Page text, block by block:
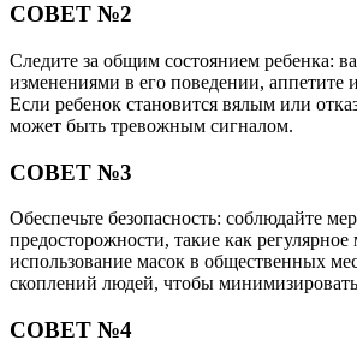
СОВЕТ №2
Следите за общим состоянием ребенка:
изменениями в его поведении, аппетите
Если ребенок становится вялым или
может быть тревожным сигналом.
СОВЕТ №3
Обеспечьте безопасность: соблюдайте
предосторожности, такие как регулярное
использование масок в общественных
скоплений людей, чтобы
СОВЕТ №4